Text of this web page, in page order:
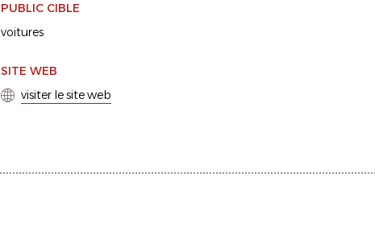
PUBLIC CIBLE
voitures
SITE WEB
visiter le site web